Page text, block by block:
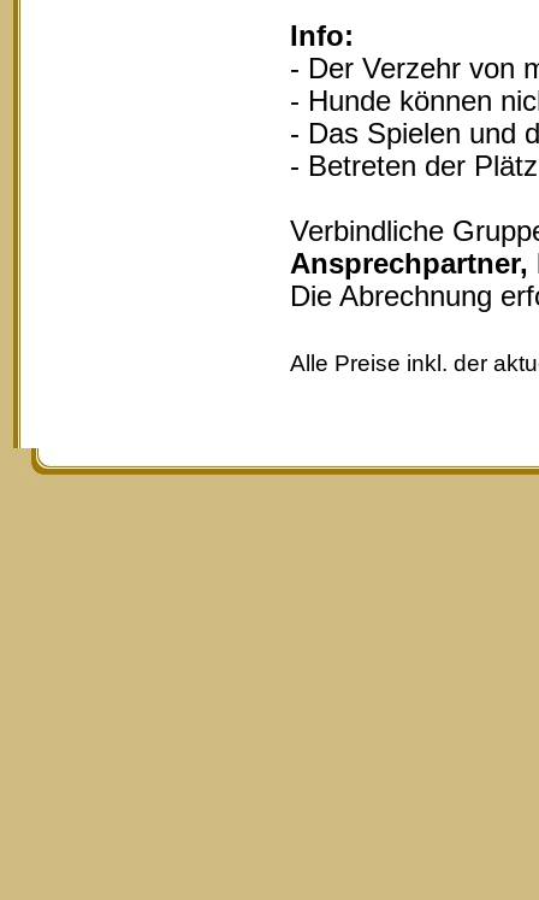
Info:
- Der Verzehr von
- Hunde können
- Das Spielen und
- Betreten der
Verbindliche
Die Abrechnung
Alle Preise inkl. der